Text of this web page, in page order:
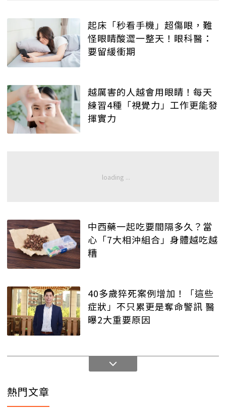
起床「秒看手機」超傷眼，難
怪眼睛酸澀一整天！眼科醫：
要留緩衝期
越厲害的人越會用眼睛！每天
練習4種「視覺力」工作更能發
揮實力
中西藥一起吃要間隔多久？當
心「7大相沖組合」身體越吃越
糟
40多歲猝死案例增加！「這些
症狀」不只累更是奪命警訊 醫
曝2大重要原因
熱門文章